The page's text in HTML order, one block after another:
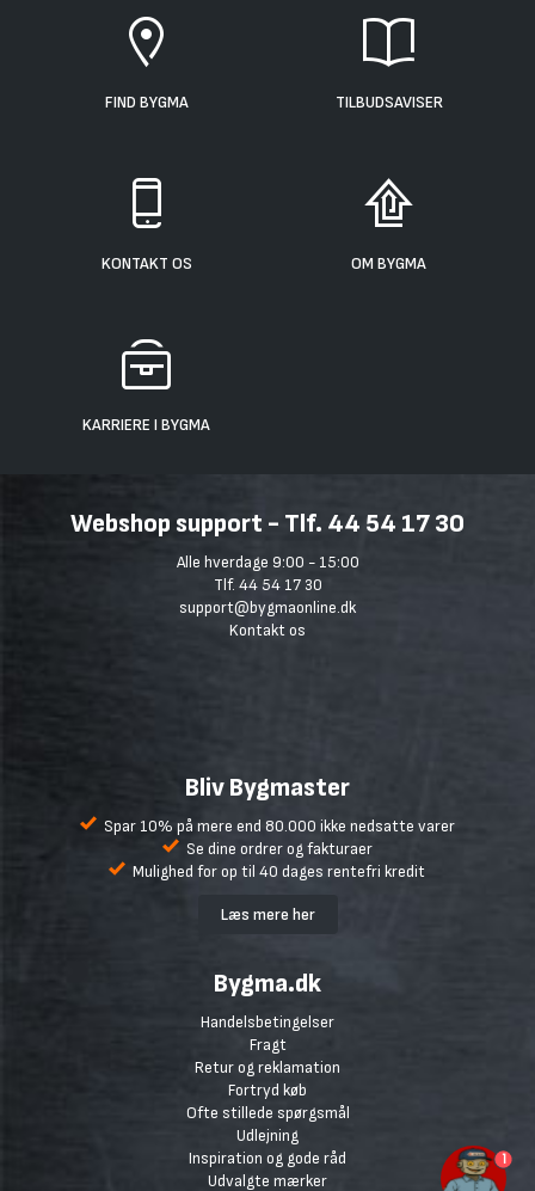
FIND BYGMA TILBUDSAVISER
KONTAKT OS OM BYGMA
KARRIERE I BYGMA
Webshop support - Tlf. 44 54 17 30
Alle hverdage 9:00 - 15:00
Tlf. 44 54 17 30
support@bygmaonline.dk
Kontakt os
Bliv Bygmaster
Spar 10% på mere end 80.000 ikke nedsatte varer
Se dine ordrer og fakturaer
Mulighed for op til 40 dages rentefri kredit
Læs mere her
Bygma.dk
Handelsbetingelser
Fragt
Retur og reklamation
Fortryd køb
Ofte stillede spørgsmål
Udlejning
Inspiration og gode råd
Udvalgte mærker
1